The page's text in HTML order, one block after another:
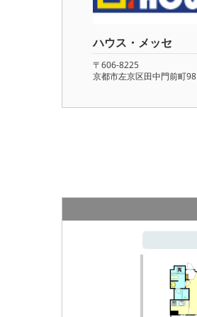
ハウス・メッセ
〒606-8225
京都市左京区田中門前町98